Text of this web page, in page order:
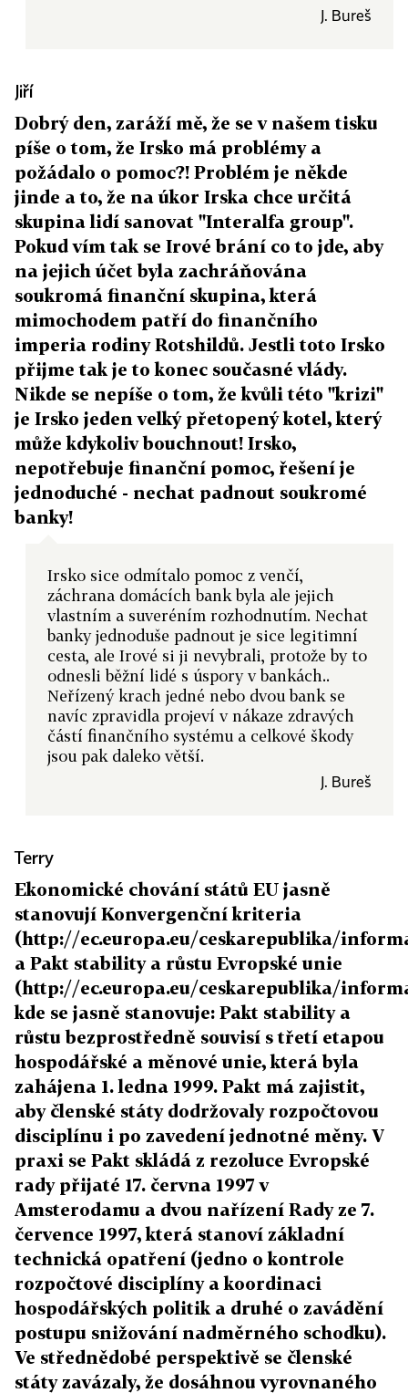
J. Bureš
Jiří
Dobrý den, zaráží mě, že se v našem tisku
píše o tom, že Irsko má problémy a
požádalo o pomoc?! Problém je někde
jinde a to, že na úkor Irska chce určitá
skupina lidí sanovat "Interalfa group".
Pokud vím tak se Irové brání co to jde, aby
na jejich účet byla zachráňována
soukromá finanční skupina, která
mimochodem patří do finančního
imperia rodiny Rotshildů. Jestli toto Irsko
přijme tak je to konec současné vlády.
Nikde se nepíše o tom, že kvůli této "krizi"
je Irsko jeden velký přetopený kotel, který
může kdykoliv bouchnout! Irsko,
nepotřebuje finanční pomoc, řešení je
jednoduché - nechat padnout soukromé
banky!
Irsko sice odmítalo pomoc z venčí,
záchrana domácích bank byla ale jejich
vlastním a suveréním rozhodnutím. Nechat
banky jednoduše padnout je sice legitimní
cesta, ale Irové si ji nevybrali, protože by to
odnesli běžní lidé s úspory v bankách..
Neřízený krach jedné nebo dvou bank se
navíc zpravidla projeví v nákaze zdravých
částí finančního systému a celkové škody
jsou pak daleko větší.
J. Bureš
Terry
Ekonomické chování států EU jasně
stanovují Konvergenční kriteria
(http://ec.europa.eu/ceskarepublika/
a Pakt stability a růstu Evropské unie
(http://ec.europa.eu/ceskarepublika/
kde se jasně stanovuje: Pakt stability a
růstu bezprostředně souvisí s třetí etapou
hospodářské a měnové unie, která byla
zahájena 1. ledna 1999. Pakt má zajistit,
aby členské státy dodržovaly rozpočtovou
disciplínu i po zavedení jednotné měny. V
praxi se Pakt skládá z rezoluce Evropské
rady přijaté 17. června 1997 v
Amsterodamu a dvou nařízení Rady ze 7.
července 1997, která stanoví základní
technická opatření (jedno o kontrole
rozpočtové disciplíny a koordinaci
hospodářských politik a druhé o zavádění
postupu snižování nadměrného schodku).
Ve střednědobé perspektivě se členské
státy zavázaly, že dosáhnou vyrovnaného